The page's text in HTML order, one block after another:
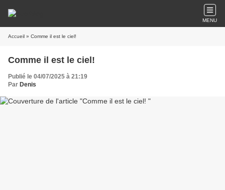
MENU
Accueil » Comme il est le ciel!
Comme il est le ciel!
Publié le 04/07/2025 à 21:19
Par Denis